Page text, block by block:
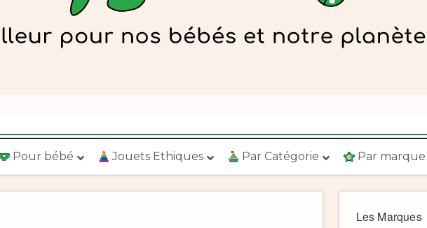
Pour bébé Jouets Ethiques Par Catégorie Par marque
Les Marques